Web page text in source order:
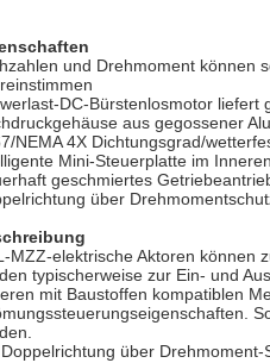
und Drehmoment können
DC-Bürstenlosmotor
aus gegossener
NEMA 4X Dichtungsgrad/
Mini-Steuerplatte im
geschmiertes
über
MZZ-elektrische Aktoren können
typischerweise zur Ein- und
mit Baustoffen kompatiblen
über